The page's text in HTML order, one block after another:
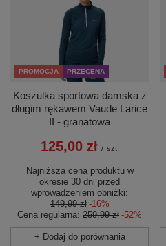
PROMOCJA PRZECENA
Koszulka sportowa damska z
długim rękawem Vaude Larice
II - granatowa
125,00 zł / szt.
Najniższa cena produktu w
okresie 30 dni przed
wprowadzeniem obniżki:
149,99 zł -16%
Cena regularna: 259,99 zł -52%
+ Dodaj do porównania